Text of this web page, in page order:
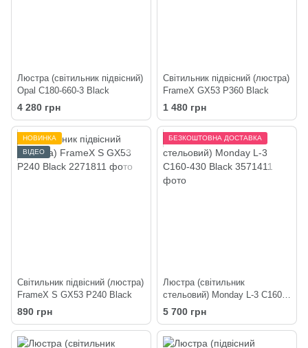
Люстра (світильник підвісний)
Opal C180-660-3 Black
4 280 грн
Світильник підвісний (люстра)
FrameX GX53 P360 Black
1 480 грн
НОВИНКА
ВІДЕО
Світильник підвісний (люстра)
FrameX S GX53 P240 Black
890 грн
БЕЗКОШТОВНА ДОСТАВКА
Люстра (світильник
стельовий) Monday L-3 C160-
430 Black
5 700 грн